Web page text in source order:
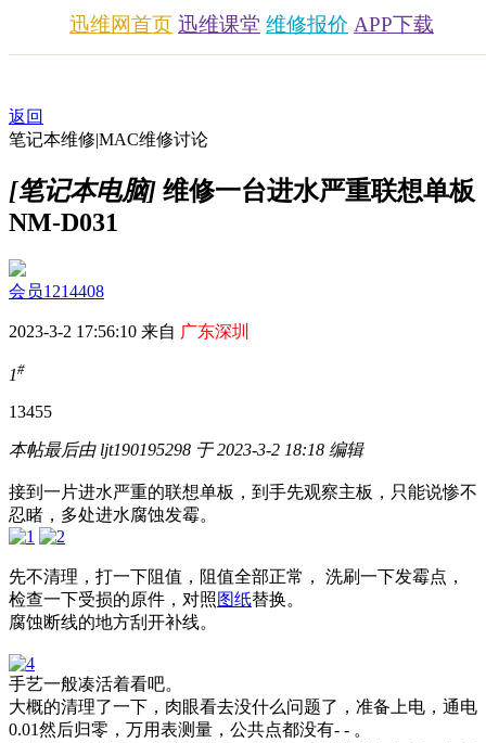
迅维网首页 迅维课堂 维修报价 APP下载
返回
笔记本维修|MAC维修讨论
[笔记本电脑] 维修一台进水严重联想单板
NM-D031
会员1214408
2023-3-2 17:56:10 来自 广东深圳
1#
13455
本帖最后由 ljt190195298 于 2023-3-2 18:18 编辑
接到一片进水严重的联想单板，到手先观察主板，只能说惨不
忍睹，多处进水腐蚀发霉。
先不清理，打一下阻值，阻值全部正常， 洗刷一下发霉点，
检查一下受损的原件，对照图纸替换。
腐蚀断线的地方刮开补线。
手艺一般凑活着看吧。
大概的清理了一下，肉眼看去没什么问题了，准备上电，通电
0.01然后归零，万用表测量，公共点都没有- - 。